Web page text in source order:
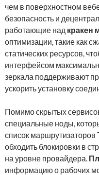
чем в поверхностном
безопасность и
работающие над кракен
оптимизации, такие как
статических ресурсов,
интерфейсом
зеркала поддерживают
ускорить установку
Помимо скрытых
специальные ноды,
список маршрутизаторов
обходить блокировки в
на уровне провайдера.
информацию о рабочих